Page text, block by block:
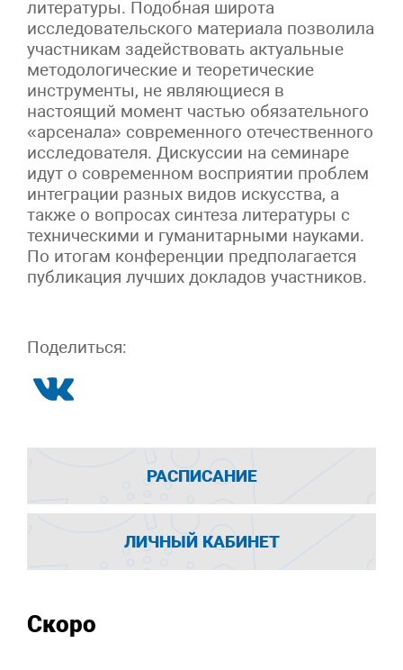
литературы. Подобная широта
исследовательского материала позволила
участникам задействовать актуальные
методологические и теоретические
инструменты, не являющиеся в
настоящий момент частью обязательного
«арсенала» современного отечественного
исследователя. Дискуссии на семинаре
идут о современном восприятии проблем
интеграции разных видов искусства, а
также о вопросах синтеза литературы с
техническими и гуманитарными науками.
По итогам конференции предполагается
публикация лучших докладов участников.
Поделиться:
РАСПИСАНИЕ
ЛИЧНЫЙ КАБИНЕТ
Скоро